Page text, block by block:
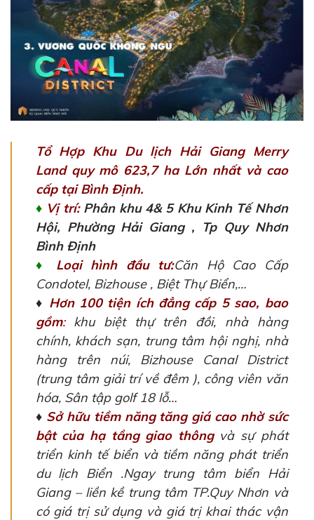
Tổ Hợp Khu Du lịch Hải Giang Merry
Landquy mô 623,7 ha Lớn nhất và cao
cấp tại Bình Định.
♦ Vị trí: Phân khu 4& 5 Khu Kinh Tế Nhơn
Hội, Phường Hải Giang , Tp Quy Nhơn
Bình Định
♦ Loại hình đầu tư:Căn Hộ Cao Cấp
Condotel, Bizhouse , Biệt Thự Biển,…
♦ Hơn 100 tiện ích đẳng cấp 5 sao, bao
gồm:khu biệt thự trên đồi, nhà hàng
chính, khách sạn, trung tâm hội nghị, nhà
hàng trên núi, Bizhouse Canal District
(trung tâm giải trí về đêm ), công viên văn
hóa, Sân tập golf 18 lỗ…
♦ Sở hữu tiềm năng tăng giá cao nhờ sức
bật của hạ tầng giao thôngvà sự phát
triển kinh tế biển và tiềm năng phát triển
du lịch Biển .Ngay trung tâm biển Hải
Giang – liền kề trung tâm TP.Quy Nhơn và
có giá trị sử dụng và giá trị khai thác vận